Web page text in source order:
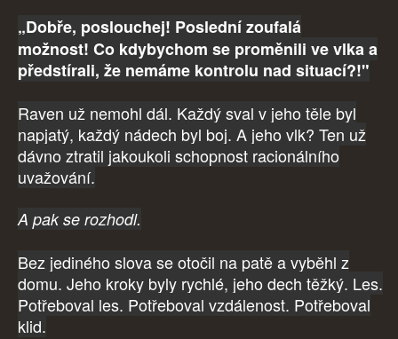
„Dobře, poslouchej! Poslední zoufalá
možnost! Co kdybychom se proměnili ve vlka a
předstírali, že nemáme kontrolu nad situací?!"
Raven už nemohl dál. Každý sval v jeho těle byl
napjatý, každý nádech byl boj. A jeho vlk? Ten už
dávno ztratil jakoukoli schopnost racionálního
uvažování.
A pak se rozhodl.
Bez jediného slova se otočil na patě a vyběhl z
domu. Jeho kroky byly rychlé, jeho dech těžký. Les.
Potřeboval les. Potřeboval vzdálenost. Potřeboval
klid.